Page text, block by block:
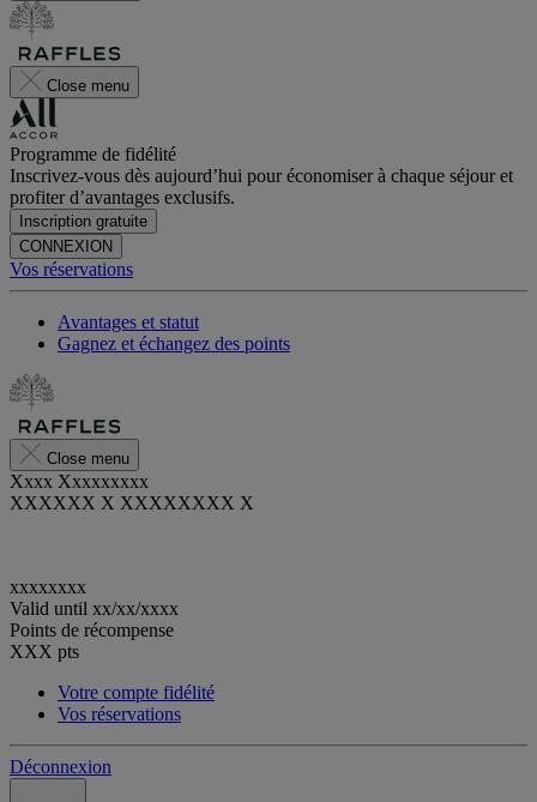
Close menu
Programme de fidélité
Inscrivez-vous dès aujourd’hui pour économiser à chaque séjour et
profiter d’avantages exclusifs.
Inscription gratuite
CONNEXION
Vos réservations
Avantages et statut
Gagnez et échangez des points
Close menu
Xxxx Xxxxxxxxx
XXXXXX X XXXXXXXX X
xxxxxxxx
Valid until xx/xx/xxxx
Points de récompense
XXX pts
Votre compte fidélité
Vos réservations
Déconnexion